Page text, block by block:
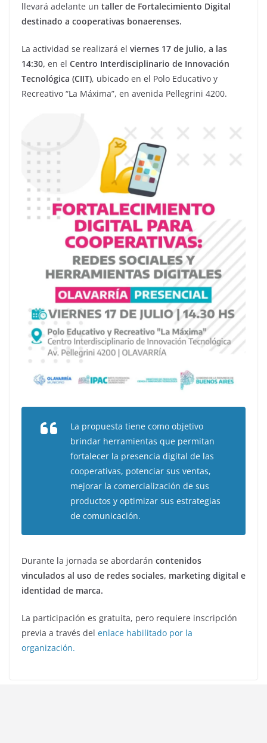
llevará adelante un taller de Fortalecimiento Digital
destinado a cooperativas bonaerenses.
La actividad se realizará el viernes 17 de julio, a las
14:30, en el Centro Interdisciplinario de Innovación
Tecnológica (CIIT), ubicado en el Polo Educativo y
Recreativo “La Máxima”, en avenida Pellegrini 4200.
La propuesta tiene como objetivo
brindar herramientas que permitan
fortalecer la presencia digital de las
cooperativas, potenciar sus ventas,
mejorar la comercialización de sus
productos y optimizar sus estrategias
de comunicación.
Durante la jornada se abordarán contenidos
vinculados al uso de redes sociales, marketing digital e
identidad de marca.
La participación es gratuita, pero requiere inscripción
previa a través del enlace habilitado por la
organización.